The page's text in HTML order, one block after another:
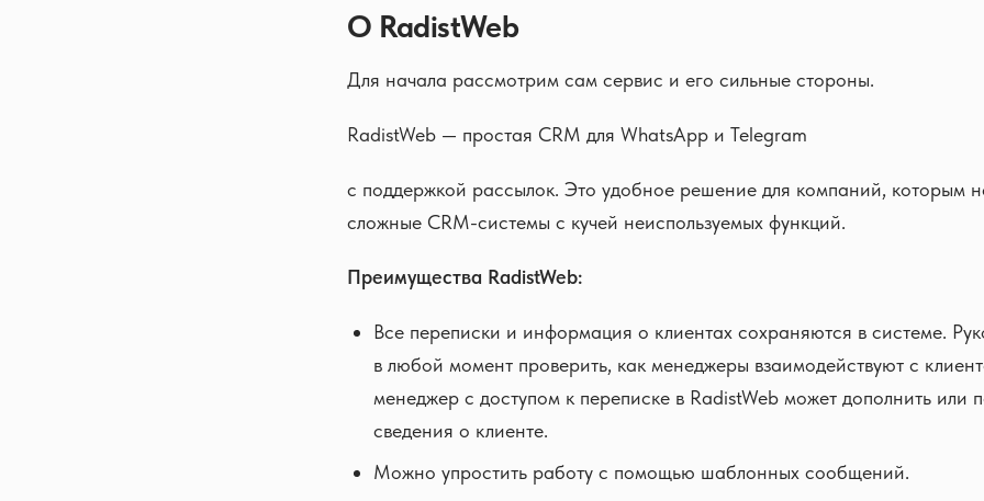
О RadistWeb
Для начала рассмотрим сам сервис и его сильные стороны.
RadistWeb — простая CRM для WhatsApp и Telegram
с поддержкой рассылок. Это удобное решение для компаний, которым
сложные CRM-cистемы с кучей неиспользуемых функций.
Преимущества RadistWeb:
Все переписки и информация о клиентах сохраняются в системе.
в любой момент проверить, как менеджеры взаимодействуют с
менеджер с доступом к переписке в RadistWeb может дополнить или
сведения о клиенте.
Можно упростить работу с помощью шаблонных сообщений.